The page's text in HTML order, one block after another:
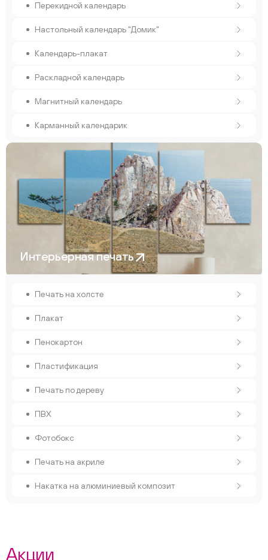
Перекидной календарь
Настольный календарь "Домик"
Календарь-плакат
Раскладной календарь
Магнитный календарь
Карманный календарик
Интерьерная печать
Печать на холсте
Плакат
Пенокартон
Пластификация
Печать по дереву
ПВХ
Фотобокс
Печать на акриле
Накатка на алюминиевый композит
Акции